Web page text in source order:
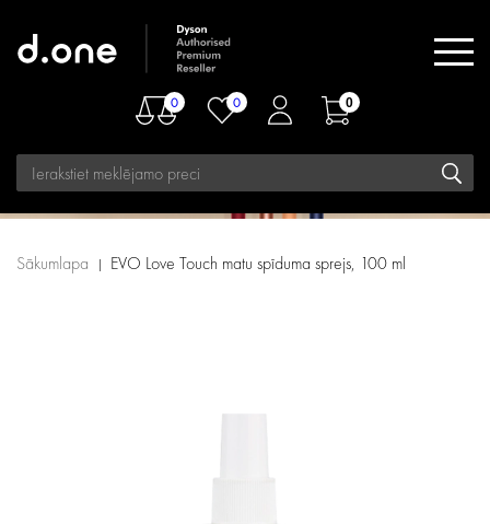
0 0 0
Sākumlapa EVO Love Touch matu spīduma sprejs, 100 ml